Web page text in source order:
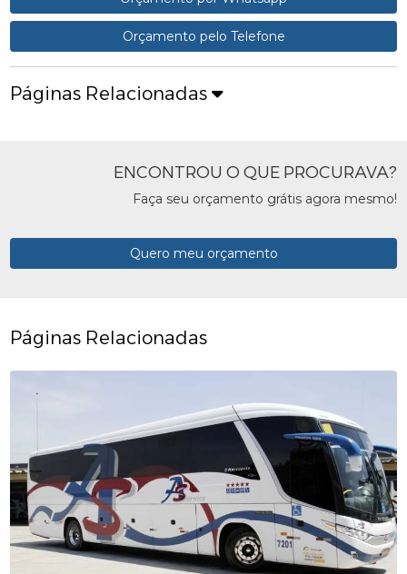
Orçamento pelo Telefone
Páginas Relacionadas
ENCONTROU O QUE PROCURAVA?
Faça seu orçamento grátis agora mesmo!
Quero meu orçamento
Páginas Relacionadas